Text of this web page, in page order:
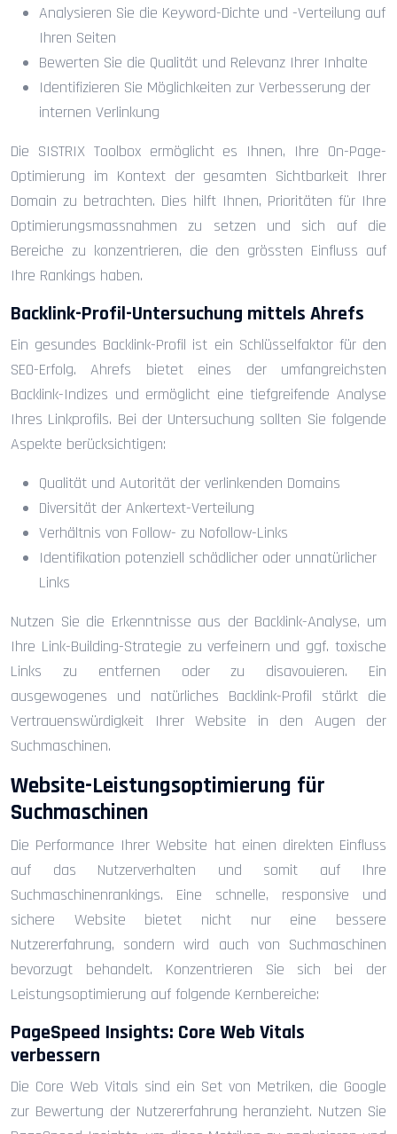
Analysieren Sie die Keyword-Dichte und -Verteilung auf
Ihren Seiten
Bewerten Sie die Qualität und Relevanz Ihrer Inhalte
Identifizieren Sie Möglichkeiten zur Verbesserung der
internen Verlinkung
Die SISTRIX Toolbox ermöglicht es Ihnen, Ihre On-Page-
Optimierung im Kontext der gesamten Sichtbarkeit Ihrer
Domain zu betrachten. Dies hilft Ihnen, Prioritäten für Ihre
Optimierungsmassnahmen zu setzen und sich auf die
Bereiche zu konzentrieren, die den grössten Einfluss auf
Ihre Rankings haben.
Backlink-Profil-Untersuchung mittels Ahrefs
Ein gesundes Backlink-Profil ist ein Schlüsselfaktor für den
SEO-Erfolg. Ahrefs bietet eines der umfangreichsten
Backlink-Indizes und ermöglicht eine tiefgreifende Analyse
Ihres Linkprofils. Bei der Untersuchung sollten Sie folgende
Aspekte berücksichtigen:
Qualität und Autorität der verlinkenden Domains
Diversität der Ankertext-Verteilung
Verhältnis von Follow- zu Nofollow-Links
Identifikation potenziell schädlicher oder unnatürlicher
Links
Nutzen Sie die Erkenntnisse aus der Backlink-Analyse, um
Ihre Link-Building-Strategie zu verfeinern und ggf. toxische
Links zu entfernen oder zu disavouieren. Ein
ausgewogenes und natürliches Backlink-Profil stärkt die
Vertrauenswürdigkeit Ihrer Website in den Augen der
Suchmaschinen.
Website-Leistungsoptimierung für
Suchmaschinen
Die Performance Ihrer Website hat einen direkten Einfluss
auf das Nutzerverhalten und somit auf Ihre
Suchmaschinenrankings. Eine schnelle, responsive und
sichere Website bietet nicht nur eine bessere
Nutzererfahrung, sondern wird auch von Suchmaschinen
bevorzugt behandelt. Konzentrieren Sie sich bei der
Leistungsoptimierung auf folgende Kernbereiche:
PageSpeed Insights: Core Web Vitals
verbessern
Die Core Web Vitals sind ein Set von Metriken, die Google
zur Bewertung der Nutzererfahrung heranzieht. Nutzen Sie